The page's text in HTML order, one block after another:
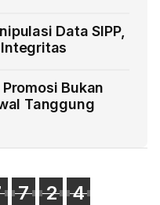
Data SIPP,
Bukan
Tanggung
7 2 4